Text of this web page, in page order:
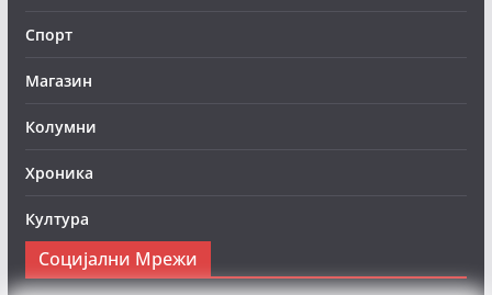
Спорт
Магазин
Колумни
Хроника
Култура
Социјални Мрежи